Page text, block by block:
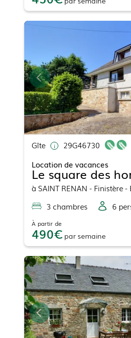
Gîte 29G46730
Location de vacances
Le square des
à SAINT RENAN - Finistère -
3 chambres 6
À partir de
490 par semaine